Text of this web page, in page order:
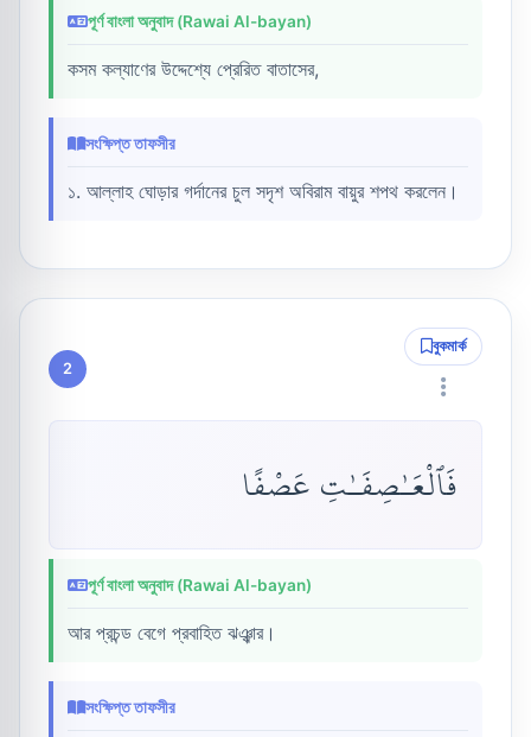
পূর্ণ বাংলা অনুবাদ (Rawai Al-bayan)
কসম কল্যাণের উদ্দেশ্যে প্রেরিত বাতাসের,
সংক্ষিপ্ত তাফসীর
১. আল্লাহ ঘোড়ার গর্দানের চুল সদৃশ অবিরাম বায়ুর শপথ করলেন।
2
বুকমার্ক
فَٱلْعَـٰصِفَـٰتِ عَصْفًا
পূর্ণ বাংলা অনুবাদ (Rawai Al-bayan)
আর প্রচন্ড বেগে প্রবাহিত ঝঞ্ঝার।
সংক্ষিপ্ত তাফসীর